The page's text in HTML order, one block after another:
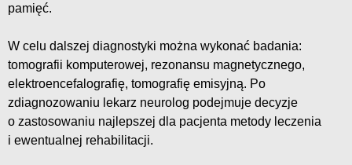
pamięć.
W celu dalszej diagnostyki można wykonać badania:
tomografii komputerowej, rezonansu magnetycznego,
elektroencefalografię, tomografię emisyjną. Po
zdiagnozowaniu lekarz neurolog podejmuje decyzje
o zastosowaniu najlepszej dla pacjenta metody leczenia
i ewentualnej rehabilitacji.